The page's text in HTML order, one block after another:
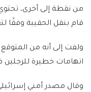
من نقطة إلى أخرى،
قام بنقل الحقيبة وفقًا
ولفت إلى أنه من
اتهامات خطيرة للرجلين
وقال مصدر أمني